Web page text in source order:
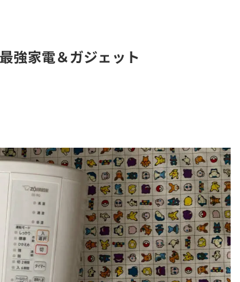
強家電＆ガジェット